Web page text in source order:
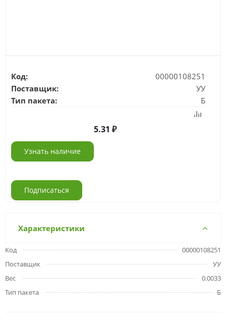
Код:
00000108251
Поставщик:
УУ
Тип пакета:
Б
5.31
Узнать наличие
Подписаться
Характеристики
Код
00000108251
Поставщик
УУ
Вес
0.0033
Тип пакета
Б